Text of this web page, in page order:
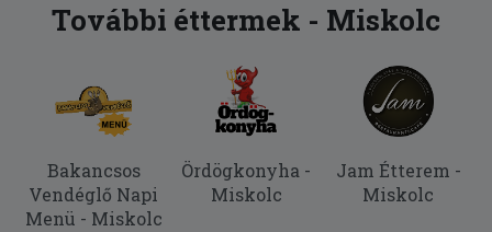
További éttermek - Miskolc
Bakancsos
Vendéglő Napi
Menü - Miskolc
Ördögkonyha -
Miskolc
Jam Étterem -
Miskolc